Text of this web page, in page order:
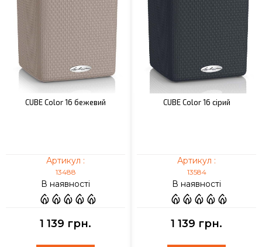
CUBE Color 16 бежевий
Артикул :
13488
В наявності
1 139 грн.
CUBE Color 16 сірий
Артикул :
13584
В наявності
1 139 грн.